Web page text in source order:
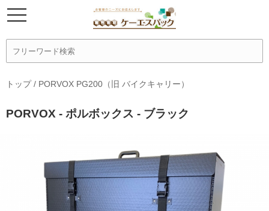
トップ/ PORVOX PG200（旧 バイクキャリー）
PORVOX - ポルボックス - ブラック